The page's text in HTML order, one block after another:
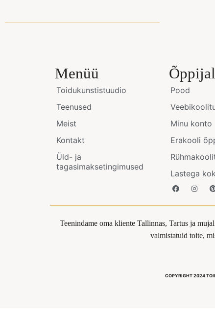
Menüü
Toidukunstistuudio
Teenused
Meist
Kontakt
Üld- ja
tagasimaksetingimused
Pood
Minu konto
Erakooli
Lastega
Teenindame oma kliente Tallinnas, Tartus ja
valmistatuid toite,
COPYRIGHT 2024